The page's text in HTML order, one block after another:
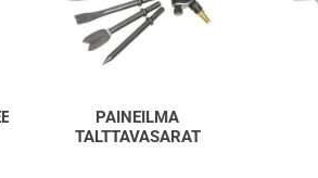
PAINEILMA
TALTTAVASARAT